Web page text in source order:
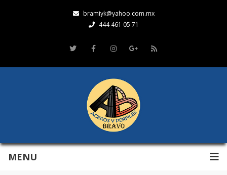
bramiyk@yahoo.com.mx
444 461 05 71
MENU